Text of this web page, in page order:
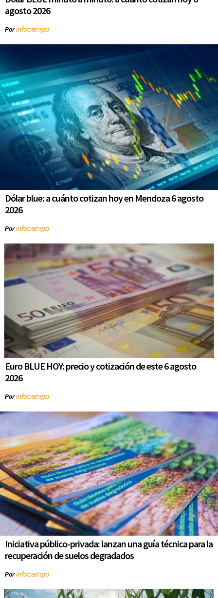
agosto 2026
Porinfocampo
Dólar blue: a cuánto cotizan hoy en Mendoza 6 agosto
2026
Porinfocampo
Euro BLUE HOY: precio y cotización de este 6 agosto
2026
Porinfocampo
Iniciativa público-privada: lanzan una guía técnica para la
recuperación de suelos degradados
Porinfocampo